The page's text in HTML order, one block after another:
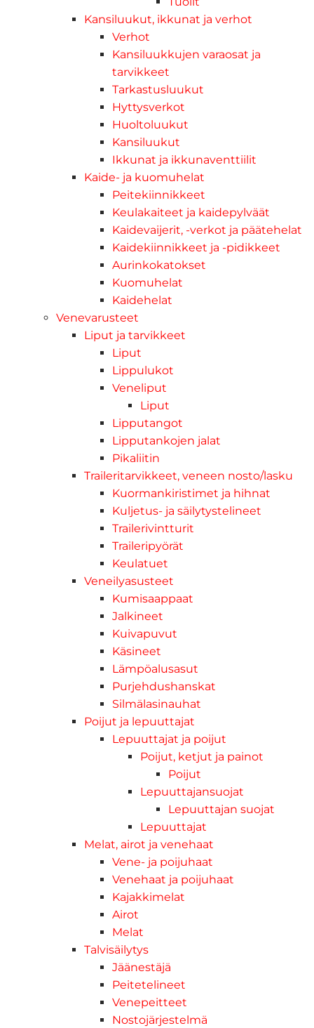
Kansiluukut, ikkunat ja verhot
Verhot
Kansiluukkujen varaosat ja
tarvikkeet
Tarkastusluukut
Hyttysverkot
Huoltoluukut
Kansiluukut
Ikkunat ja ikkunaventtiilit
Kaide- ja kuomuhelat
Peitekiinnikkeet
Keulakaiteet ja kaidepylväät
Kaidevaijerit, -verkot ja päätehelat
Kaidekiinnikkeet ja -pidikkeet
Aurinkokatokset
Kuomuhelat
Kaidehelat
Venevarusteet
Liput ja tarvikkeet
Liput
Lippulukot
Veneliput
Liput
Lipputangot
Lipputankojen jalat
Pikaliitin
Traileritarvikkeet, veneen nosto/lasku
Kuormankiristimet ja hihnat
Kuljetus- ja säilytystelineet
Trailerivintturit
Traileripyörät
Keulatuet
Veneilyasusteet
Kumisaappaat
Jalkineet
Kuivapuvut
Käsineet
Lämpöalusasut
Purjehdushanskat
Silmälasinauhat
Poijut ja lepuuttajat
Lepuuttajat ja poijut
Poijut, ketjut ja painot
Poijut
Lepuuttajansuojat
Lepuuttajan suojat
Lepuuttajat
Melat, airot ja venehaat
Vene- ja poijuhaat
Venehaat ja poijuhaat
Kajakkimelat
Airot
Melat
Talvisäilytys
Jäänestäjä
Peitetelineet
Venepeitteet
Nostojärjestelmä